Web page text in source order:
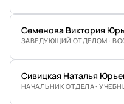
Семенова Виктория
ЗАВЕДУЮЩИЙ ОТДЕЛОМ ·
Сивицкая Наталья
НАЧАЛЬНИК ОТДЕЛА ·